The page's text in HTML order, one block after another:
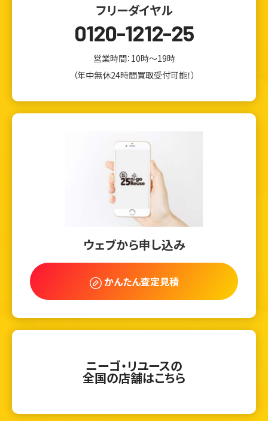
フリーダイヤル
0120-1212-25
営業時間：10時～19時
（年中無休24時間買取受付可能！）
ウェブから申し込み
かんたん査定見積
ニーゴ・リユースの
全国の店舗はこちら